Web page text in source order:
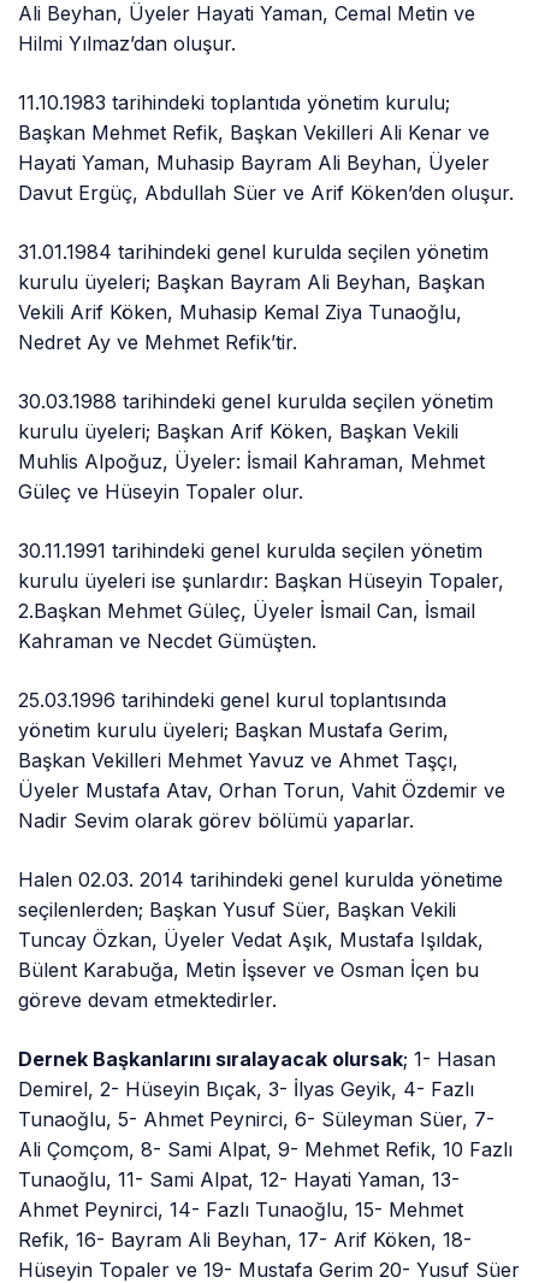
Ali Beyhan, Üyeler Hayati Yaman, Cemal Metin ve
Hilmi Yılmaz’dan oluşur.
11.10.1983 tarihindeki toplantıda yönetim kurulu;
Başkan Mehmet Refik, Başkan Vekilleri Ali Kenar ve
Hayati Yaman, Muhasip Bayram Ali Beyhan, Üyeler
Davut Ergüç, Abdullah Süer ve Arif Köken’den oluşur.
31.01.1984 tarihindeki genel kurulda seçilen yönetim
kurulu üyeleri; Başkan Bayram Ali Beyhan, Başkan
Vekili Arif Köken, Muhasip Kemal Ziya Tunaoğlu,
Nedret Ay ve Mehmet Refik’tir.
30.03.1988 tarihindeki genel kurulda seçilen yönetim
kurulu üyeleri; Başkan Arif Köken, Başkan Vekili
Muhlis Alpoğuz, Üyeler: İsmail Kahraman, Mehmet
Güleç ve Hüseyin Topaler olur.
30.11.1991 tarihindeki genel kurulda seçilen yönetim
kurulu üyeleri ise şunlardır: Başkan Hüseyin Topaler,
2.Başkan Mehmet Güleç, Üyeler İsmail Can, İsmail
Kahraman ve Necdet Gümüşten.
25.03.1996 tarihindeki genel kurul toplantısında
yönetim kurulu üyeleri; Başkan Mustafa Gerim,
Başkan Vekilleri Mehmet Yavuz ve Ahmet Taşçı,
Üyeler Mustafa Atav, Orhan Torun, Vahit Özdemir ve
Nadir Sevim olarak görev bölümü yaparlar.
Halen 02.03. 2014 tarihindeki genel kurulda yönetime
seçilenlerden; Başkan Yusuf Süer, Başkan Vekili
Tuncay Özkan, Üyeler Vedat Aşık, Mustafa Işıldak,
Bülent Karabuğa, Metin İşsever ve Osman İçen bu
göreve devam etmektedirler.
Dernek Başkanlarını sıralayacak olursak; 1- Hasan
Demirel, 2- Hüseyin Bıçak, 3- İlyas Geyik, 4- Fazlı
Tunaoğlu, 5- Ahmet Peynirci, 6- Süleyman Süer, 7-
Ali Çomçom, 8- Sami Alpat, 9- Mehmet Refik, 10 Fazlı
Tunaoğlu, 11- Sami Alpat, 12- Hayati Yaman, 13-
Ahmet Peynirci, 14- Fazlı Tunaoğlu, 15- Mehmet
Refik, 16- Bayram Ali Beyhan, 17- Arif Köken, 18-
Hüseyin Topaler ve 19- Mustafa Gerim 20- Yusuf Süer